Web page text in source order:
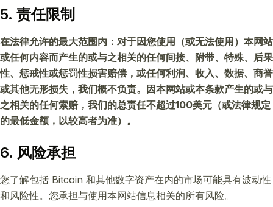
5. 责任限制
在法律允许的最大范围内：对于因您使用（或无法使用）本网站
或任何内容而产生的或与之相关的任何间接、附带、特殊、后果
性、惩戒性或惩罚性损害赔偿，或任何利润、收入、数据、商誉
或其他无形损失，我们概不负责。因本网站或本条款产生的或与
之相关的任何索赔，我们的总责任不超过100美元（或法律规定
的最低金额，以较高者为准）。
6. 风险承担
您了解包括 Bitcoin 和其他数字资产在内的市场可能具有波动性
和风险性。您承担与使用本网站信息相关的所有风险。